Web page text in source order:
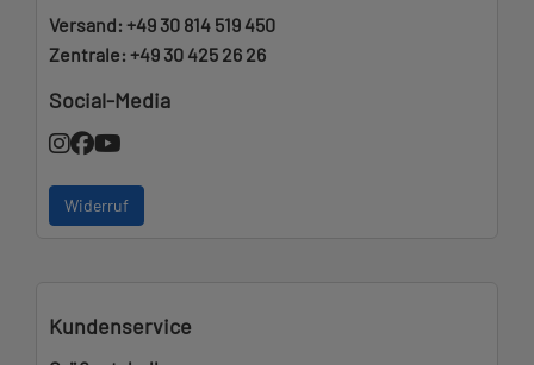
Versand: +49 30 814 519 450
Zentrale: +49 30 425 26 26
Social-Media
Widerruf
Kundenservice